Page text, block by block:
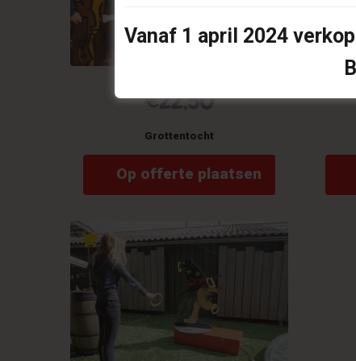
€22,50
Grottentocht
Op offerte plaatsen
Vanaf 1 april 2024